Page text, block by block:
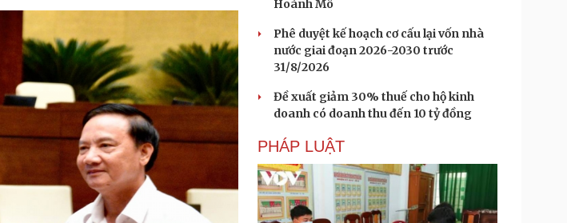
Hoành Mô
Phê duyệt kế hoạch cơ cấu lại vốn nhà
nước giai đoạn 2026-2030 trước
31/8/2026
Đề xuất giảm 30% thuế cho hộ kinh
doanh có doanh thu đến 10 tỷ đồng
PHÁP LUẬT